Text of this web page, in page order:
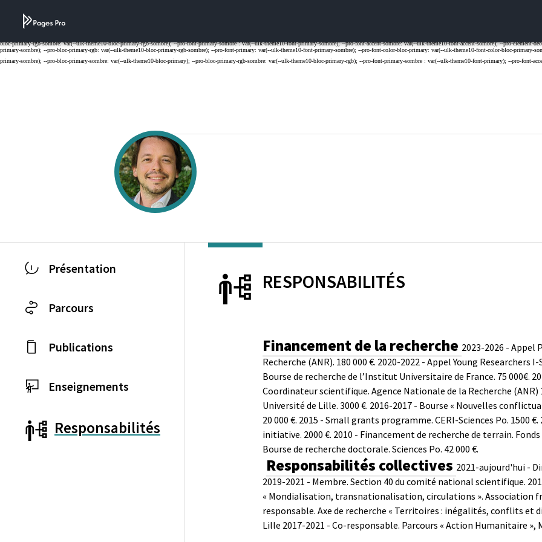
Présentation
Parcours
Publications
Enseignements
Responsabilités
RESPONSABILITÉS
Financement de la recherche 2023-2026 - Appel
Recherche (ANR). 180 000 €. 2020-2022 - Appel Young Researchers
Bourse de recherche de l’Institut Universitaire de France. 75 000€.
Coordinateur scientifique. Agence Nationale de la Recherche (ANR)
Université de Lille. 3000 €. 2016-2017 - Bourse « Nouvelles
20 000 €. 2015 - Small grants programme. CERI-Sciences Po. 1500 €.
initiative. 2000 €. 2010 - Financement de recherche de terrain.
Bourse de recherche doctorale. Sciences Po. 42 000 €.
Responsabilités collectives 2021-aujourd'hui -
2019-2021 - Membre. Section 40 du comité national scientifique.
« Mondialisation, transnationalisation, circulations ». Association
responsable. Axe de recherche « Territoires : inégalités, conflits et
Lille 2017-2021 - Co-responsable. Parcours « Action Humanitaire